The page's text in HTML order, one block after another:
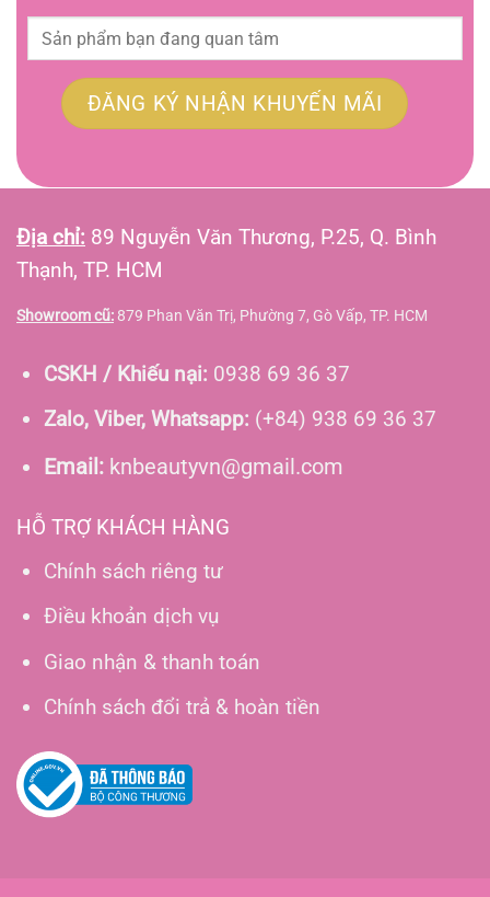
Địa chỉ: 89 Nguyễn Văn Thương, P.25, Q. Bình
Thạnh, TP. HCM
Showroom cũ: 879 Phan Văn Trị, Phường 7, Gò Vấp, TP. HCM
CSKH / Khiếu nại: 0938 69 36 37
Zalo, Viber, Whatsapp: (+84) 938 69 36 37
Email:knbeautyvn@gmail.com
HỖ TRỢ KHÁCH HÀNG
Chính sách riêng tư
Điều khoản dịch vụ
Giao nhận & thanh toán
Chính sách đổi trả & hoàn tiền